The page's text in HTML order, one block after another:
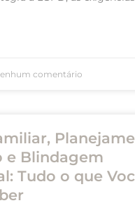
comentário
e Blindagem
Tudo o que